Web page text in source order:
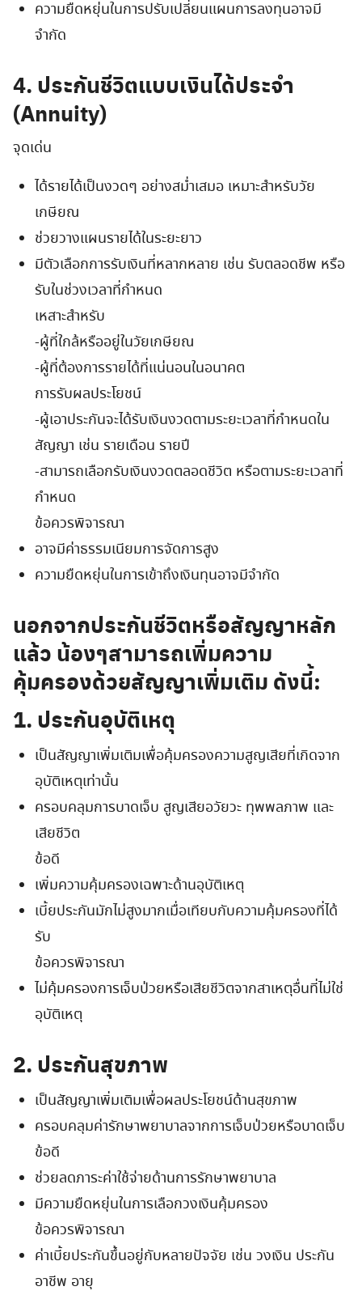
Search
for:
ความยืดหยุ่นในการปรับเปลี่ยนแผนการลงทุนอาจมี
จำกัด
4. ประกันชีวิตแบบเงินได้ประจำ
(Annuity)
จุดเด่น
ได้รายได้เป็นงวดๆ อย่างสม่ำเสมอ เหมาะสำหรับวัย
เกษียณ
ช่วยวางแผนรายได้ในระยะยาว
มีตัวเลือกการรับเงินที่หลากหลาย เช่น รับตลอดชีพ หรือ
รับในช่วงเวลาที่กำหนด
เหสาะสำหรับ
-ผู้ที่ใกล้หรืออยู่ในวัยเกษียณ
-ผู้ที่ต้องการรายได้ที่แน่นอนในอนาคต
การรับผลประโยชน์
-ผู้เอาประกันจะได้รับเงินงวดตามระยะเวลาที่กำหนดใน
สัญญา เช่น รายเดือน รายปี
-สามารถเลือกรับเงินงวดตลอดชีวิต หรือตามระยะเวลาที่
กำหนด
ข้อควรพิจารณา
อาจมีค่าธรรมเนียมการจัดการสูง
ความยืดหยุ่นในการเข้าถึงเงินทุนอาจมีจำกัด
นอกจากประกันชีวิตหรือสัญญาหลัก
แล้ว น้องๆสามารถเพิ่มความ
คุ้มครองด้วยสัญญาเพิ่มเติม ดังนี้:
1. ประกันอุบัติเหตุ
เป็นสัญญาเพิ่มเติมเพื่อคุ้มครองความสูญเสียที่เกิดจาก
อุบัติเหตุเท่านั้น
ครอบคลุมการบาดเจ็บ สูญเสียอวัยวะ ทุพพลภาพ และ
เสียชีวิต
ข้อดี
เพิ่มความคุ้มครองเฉพาะด้านอุบัติเหตุ
เบี้ยประกันมักไม่สูงมากเมื่อเทียบกับความคุ้มครองที่ได้
รับ
ข้อควรพิจารณา
ไม่คุ้มครองการเจ็บป่วยหรือเสียชีวิตจากสาเหตุอื่นที่ไม่ใช่
อุบัติเหตุ
2. ประกันสุขภาพ
เป็นสัญญาเพิ่มเติมเพื่อผลประโยชน์ด้านสุขภาพ
ครอบคลุมค่ารักษาพยาบาลจากการเจ็บป่วยหรือบาดเจ็บ
ข้อดี
ช่วยลดภาระค่าใช้จ่ายด้านการรักษาพยาบาล
มีความยืดหยุ่นในการเลือกวงเงินคุ้มครอง
ข้อควรพิจารณา
ค่าเบี้ยประกันขึ้นอยู่กับหลายปัจจัย เช่น วงเงิน ประกัน
อาชีพ อายุ